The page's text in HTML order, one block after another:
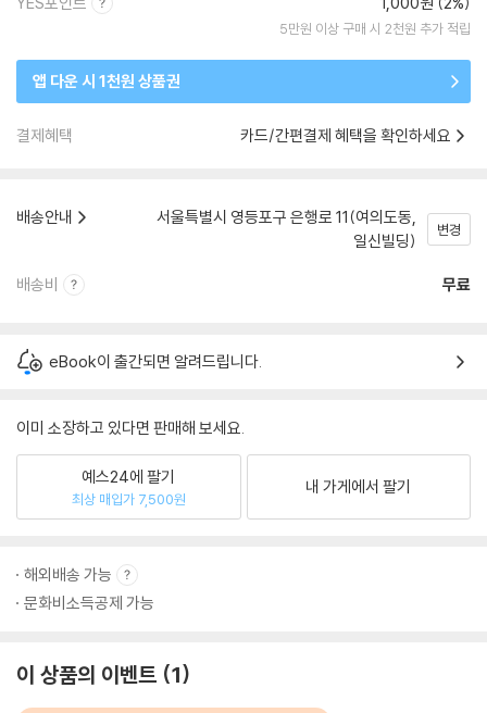
5만원 이상 구매 시 2천원 추가 적립
앱 다운 시 1천원 상품권
결제혜택 카드/간편결제 혜택을 확인하세요
배송안내
서울특별시 영등포구 은행로 11(여의도동,
일신빌딩)
변경
배송비 무료
eBook이 출간되면 알려드립니다.
이미 소장하고 있다면 판매해 보세요.
예스24에 팔기
최상 매입가 7,500원
내 가게에서 팔기
해외배송 가능
문화비소득공제 가능
이 상품의 이벤트 1